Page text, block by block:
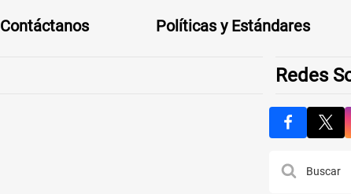
Contáctanos Políticas y Estándares
Redes